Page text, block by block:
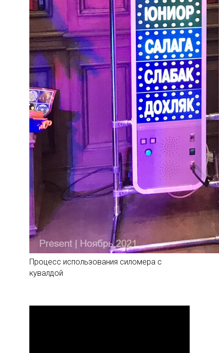
Процесс использования силомера с
кувалдой